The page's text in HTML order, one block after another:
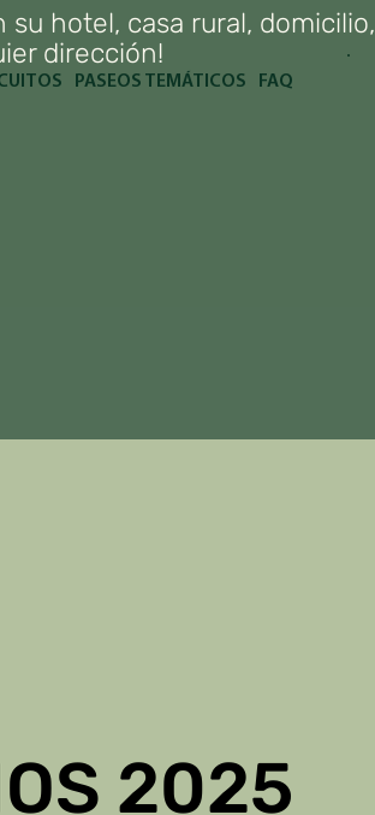
PASEOS TEMÁTICOS FAQ
su hotel, casa rural, domicilio,
dirección!
2025